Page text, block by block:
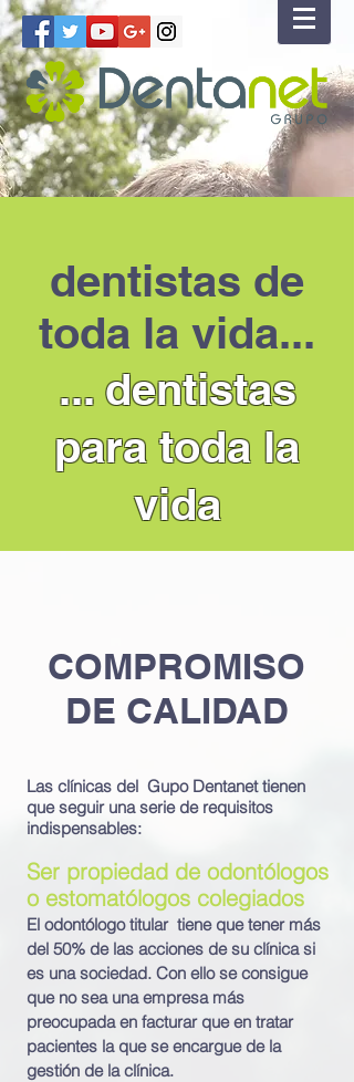
dentistas de
toda la vida...
... dentistas
para toda la
vida
COMPROMISO
DE CALIDAD
Las clínicas del Gupo Dentanet tienen
que seguir una serie de requisitos
indispensables:
Ser propiedad de odontólogos
o estomatólogos colegiados
El odontólogo titular tiene que tener más
del 50% de las acciones de su clínica si
es una sociedad. Con ello se consigue
que no sea una empresa más
preocupada en facturar que en tratar
pacientes la que se encargue de la
gestión de la clínica.